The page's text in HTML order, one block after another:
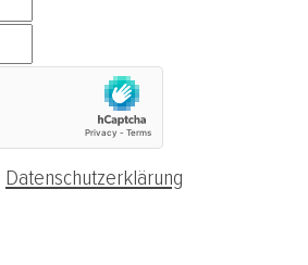
Datenschutzerklärung